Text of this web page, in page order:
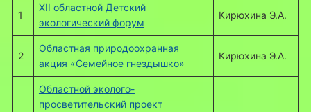
1
XII областной Детский
экологический форум
Кирюхина Э.А.
2
Областная природоохранная
акция «Семейное гнездышко»
Кирюхина Э.А.
Областной эколого-
просветительский проект